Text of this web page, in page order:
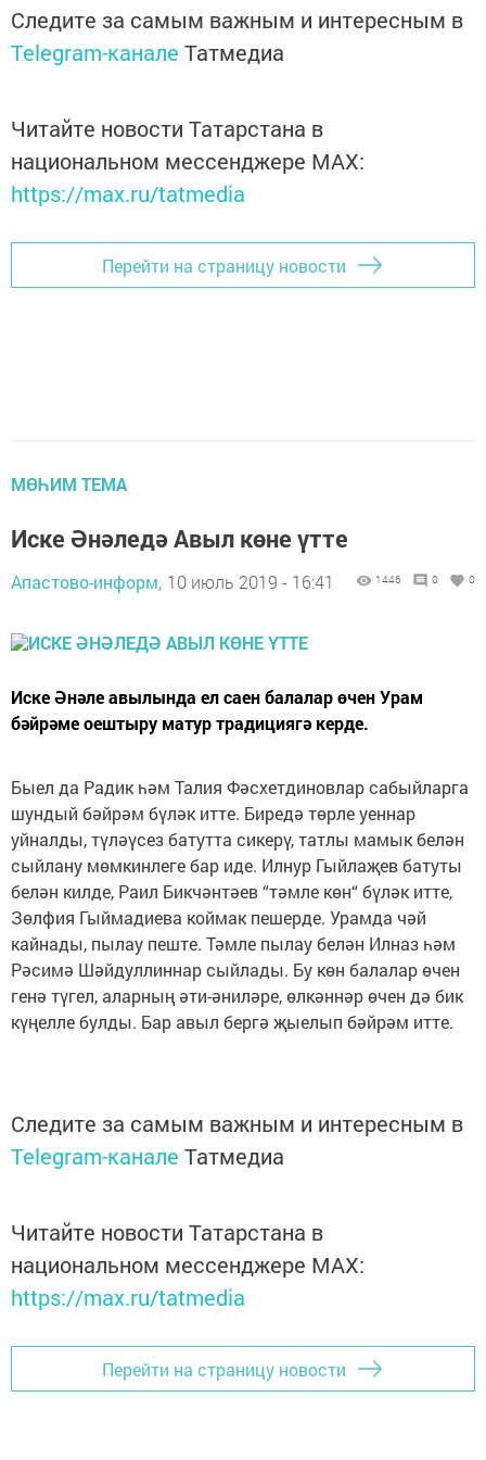
Следите за самым важным и интересным в
Telegram-канале Татмедиа
Читайте новости Татарстана в
национальном мессенджере MАХ:
https://max.ru/tatmedia
Перейти на страницу новости
МӨҺИМ ТЕМА
Иске Әнәледә Авыл көне үтте
Апастово-информ, 10 июль 2019 - 16:41 1446 0 0
Иске Әнәле авылында ел саен балалар өчен Урам
бәйрәме оештыру матур традициягә керде.
Быел да Радик һәм Талия Фәсхетдиновлар сабыйларга
шундый бәйрәм бүләк итте. Биредә төрле уеннар
уйналды, түләүсез батутта сикерү, татлы мамык белән
сыйлану мөмкинлеге бар иде. Илнур Гыйлаҗев батуты
белән килде, Раил Бикчәнтәев “тәмле көн“ бүләк итте,
Зөлфия Гыймадиева коймак пешерде. Урамда чәй
кайнады, пылау пеште. Тәмле пылау белән Илназ һәм
Рәсимә Шәйдуллиннар сыйлады. Бу көн балалар өчен
генә түгел, аларның әти-әниләре, өлкәннәр өчен дә бик
күңелле булды. Бар авыл бергә җыелып бәйрәм итте.
Следите за самым важным и интересным в
Telegram-канале Татмедиа
Читайте новости Татарстана в
национальном мессенджере MАХ:
https://max.ru/tatmedia
Перейти на страницу новости